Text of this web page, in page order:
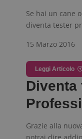
Se hai un cane
diventa tester
15 Marzo 2016
Leggi Articolo
Diventa
Grazie alla